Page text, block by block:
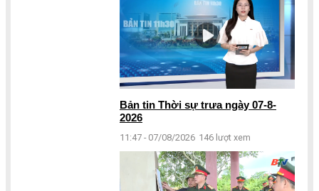
Bản tin Thời sự trưa ngày 07-8-
2026
11:47 - 07/08/2026 146 lượt xem